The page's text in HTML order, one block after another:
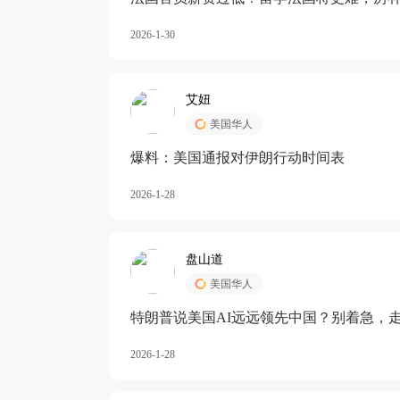
2026-1-30
艾妞
美国华人
爆料：美国通报对伊朗行动时间表
2026-1-28
盘山道
美国华人
特朗普说美国AI远远领先中国？别着急，
2026-1-28